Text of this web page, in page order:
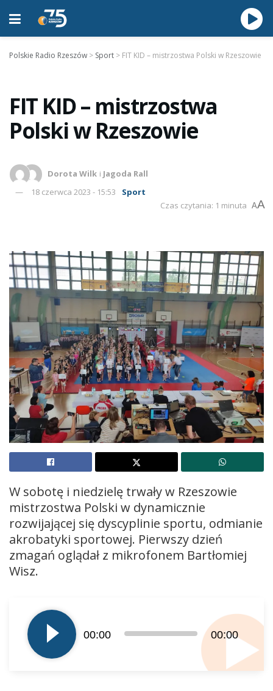
Polskie Radio Rzeszów > Sport > FIT KID – mistrzostwa Polski w Rzeszowie
FIT KID – mistrzostwa
Polski w Rzeszowie
Dorota Wilk i Jagoda Rall
18 czerwca 2023 - 15:53
Sport
Czas czytania: 1 minuta AA
W sobotę i niedzielę trwały w Rzeszowie
mistrzostwa Polski w dynamicznie
rozwijającej się dyscyplinie sportu, odmianie
akrobatyki sportowej. Pierwszy dzień
zmagań oglądał z mikrofonem Bartłomiej
Wisz.
plików
dźwiękowych
00:00 00:00